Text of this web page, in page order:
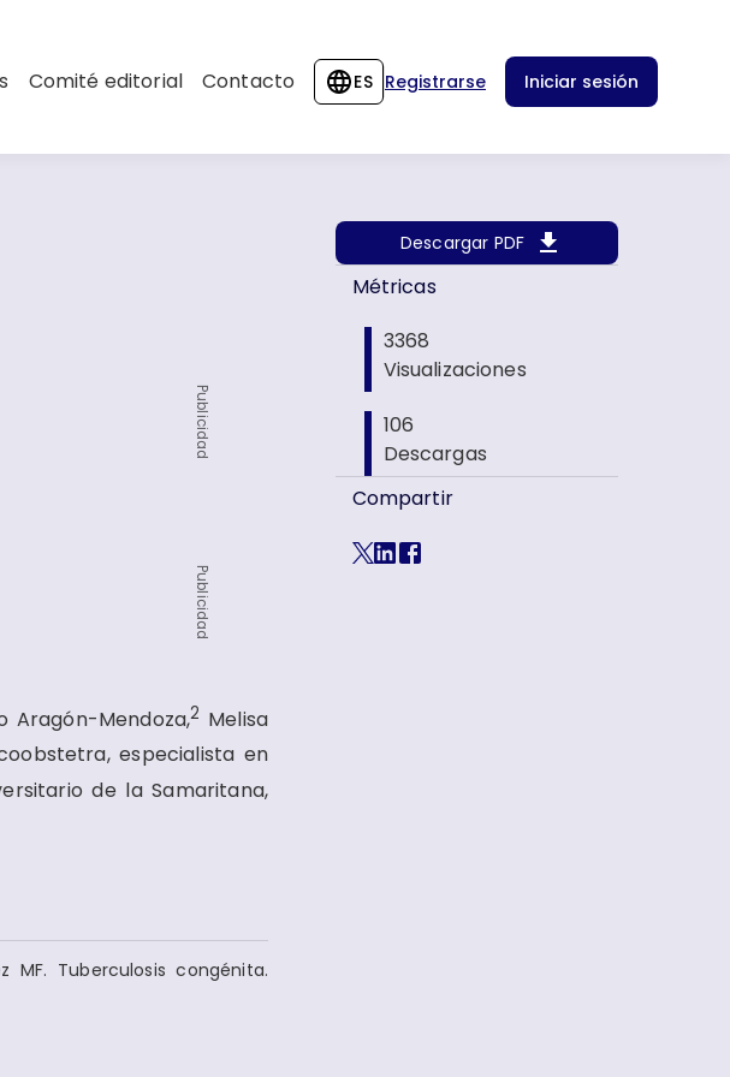
Comité editorial Contacto ES Registrarse Iniciar sesión
Publicidad
Publicidad
Aragón-Mendoza,2 Melisa
especialista en
de la Samaritana,
MF. Tuberculosis congénita.
Descargar PDF
Métricas
3368
Visualizaciones
106
Descargas
Compartir